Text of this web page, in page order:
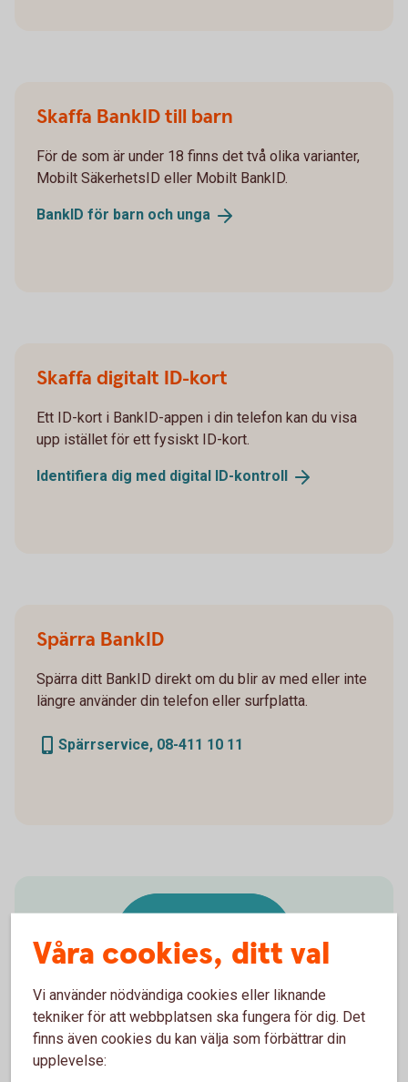
Skaffa BankID till barn
För de som är under 18 finns det två olika varianter,
Mobilt SäkerhetsID eller Mobilt BankID.
BankID för barn och unga
Skaffa digitalt ID-kort
Ett ID-kort i BankID-appen i din telefon kan du visa
upp istället för ett fysiskt ID-kort.
Identifiera dig med digital ID-kontroll
Spärra BankID
Spärra ditt BankID direkt om du blir av med eller inte
längre använder din telefon eller surfplatta.
Spärrservice, 08-411 10 11
BankID – det är en
värdehandling
Våra cookies, ditt val
Vi använder nödvändiga cookies eller liknande
tekniker för att webbplatsen ska fungera för dig. Det
finns även cookies du kan välja som förbättrar din
upplevelse: